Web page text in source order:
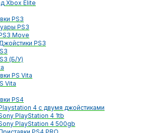
Xbox Elite
PS3
PS3
Move
PS3
(Б/У)
PS Vita
Vita
PS4
4 с двумя джойстиками
PlayStation 4 1tb
PlayStation 4 500gb